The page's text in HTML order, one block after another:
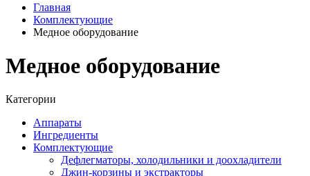
Главная
Комплектующие
Медное оборудование
Медное оборудование
Категории
Аппараты
Ингредиенты
Комплектующие
Дефлегматоры, холодильники и доохладители
Джин-корзины и экстракторы